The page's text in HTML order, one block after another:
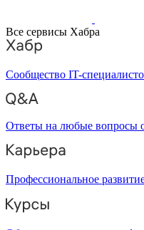
Все сервисы Хабра
Сообщество IT-
Ответы на любые вопросы
Профессиональное